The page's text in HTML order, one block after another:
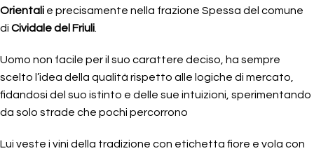
Orientali e precisamente nella frazione Spessa del comune
di Cividale del Friuli
Uomo non facile per il suo carattere deciso, ha sempre
scelto l’idea della qualità rispetto alle logiche di mercato,
fidandosi del suo istinto e delle sue intuizioni, sperimentando
da solo strade che pochi percorrono
Lui veste i vini della tradizione con etichetta fiore e vola con